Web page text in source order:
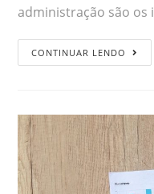
administração são os
CONTINUAR LENDO